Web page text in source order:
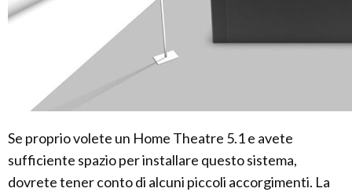
Se proprio volete un Home Theatre 5.1 e avete
sufficiente spazio per installare questo sistema,
dovrete tener conto di alcuni piccoli accorgimenti. La